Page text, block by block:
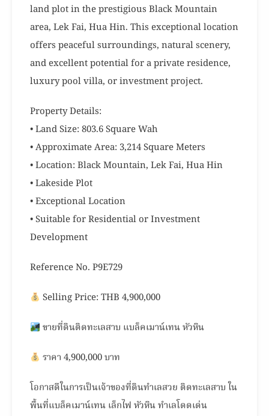
land plot in the prestigious Black Mountain
area, Lek Fai, Hua Hin. This exceptional location
offers peaceful surroundings, natural scenery,
and excellent potential for a private residence,
luxury pool villa, or investment project.
Property Details:
• Land Size: 803.6 Square Wah
• Approximate Area: 3,214 Square Meters
• Location: Black Mountain, Lek Fai, Hua Hin
• Lakeside Plot
• Exceptional Location
• Suitable for Residential or Investment
Development
Reference No. P9E729
Selling Price: THB 4,900,000
ขายที่ดินติดทะเลสาบ แบล็คเมาน์เทน หัวหิน
ราคา 4,900,000 บาท
โอกาสดีในการเป็นเจ้าของที่ดินทำเลสวย ติดทะเลสาบ ใน
พื้นที่แบล็คเมาน์เทน เล็กไฟ หัวหิน ทำเลโดดเด่น